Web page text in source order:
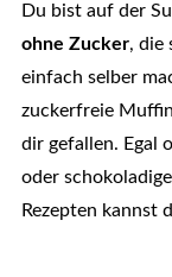
Du bist auf der
ohne Zucker, die
einfach selber
zuckerfreie
dir gefallen. Egal
oder
Rezepten kannst